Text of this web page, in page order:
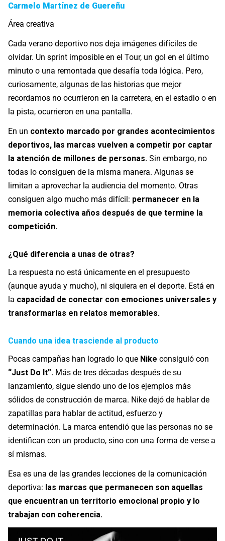
Carmelo Martínez de Guereñu
Área creativa
Cada verano deportivo nos deja imágenes difíciles de
olvidar. Un sprint imposible en el Tour, un gol en el último
minuto o una remontada que desafía toda lógica. Pero,
curiosamente, algunas de las historias que mejor
recordamos no ocurrieron en la carretera, en el estadio o en
la pista, ocurrieron en una pantalla.
En un contexto marcado por grandes acontecimientos
deportivos, las marcas vuelven a competir por captar
la atención de millones de personas. Sin embargo, no
todas lo consiguen de la misma manera. Algunas se
limitan a aprovechar la audiencia del momento. Otras
consiguen algo mucho más difícil: permanecer en la
memoria colectiva años después de que termine la
competición.
¿Qué diferencia a unas de otras?
La respuesta no está únicamente en el presupuesto
(aunque ayuda y mucho), ni siquiera en el deporte. Está en
la capacidad de conectar con emociones universales y
transformarlas en relatos memorables.
Cuando una idea trasciende al producto
Pocas campañas han logrado lo que Nike consiguió con
“Just Do It”. Más de tres décadas después de su
lanzamiento, sigue siendo uno de los ejemplos más
sólidos de construcción de marca. Nike dejó de hablar de
zapatillas para hablar de actitud, esfuerzo y
determinación. La marca entendió que las personas no se
identifican con un producto, sino con una forma de verse a
sí mismas.
Esa es una de las grandes lecciones de la comunicación
deportiva: las marcas que permanecen son aquellas
que encuentran un territorio emocional propio y lo
trabajan con coherencia.